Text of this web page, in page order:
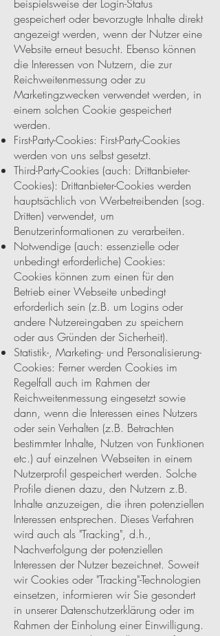
beispielsweise der Login-Status
gespeichert oder bevorzugte Inhalte direkt
angezeigt werden, wenn der Nutzer eine
Website erneut besucht. Ebenso können
die Interessen von Nutzern, die zur
Reichweitenmessung oder zu
Marketingzwecken verwendet werden, in
einem solchen Cookie gespeichert
werden.
First-Party-Cookies: First-Party-Cookies
werden von uns selbst gesetzt.
Third-Party-Cookies (auch: Drittanbieter-
Cookies): Drittanbieter-Cookies werden
hauptsächlich von Werbetreibenden (sog.
Dritten) verwendet, um
Benutzerinformationen zu verarbeiten.
Notwendige (auch: essenzielle oder
unbedingt erforderliche) Cookies:
Cookies können zum einen für den
Betrieb einer Webseite unbedingt
erforderlich sein (z.B. um Logins oder
andere Nutzereingaben zu speichern
oder aus Gründen der Sicherheit).
Statistik-, Marketing- und Personalisierung-
Cookies: Ferner werden Cookies im
Regelfall auch im Rahmen der
Reichweitenmessung eingesetzt sowie
dann, wenn die Interessen eines Nutzers
oder sein Verhalten (z.B. Betrachten
bestimmter Inhalte, Nutzen von Funktionen
etc.) auf einzelnen Webseiten in einem
Nutzerprofil gespeichert werden. Solche
Profile dienen dazu, den Nutzern z.B.
Inhalte anzuzeigen, die ihren potenziellen
Interessen entsprechen. Dieses Verfahren
wird auch als "Tracking", d.h.,
Nachverfolgung der potenziellen
Interessen der Nutzer bezeichnet. Soweit
wir Cookies oder "Tracking"-Technologien
einsetzen, informieren wir Sie gesondert
in unserer Datenschutzerklärung oder im
Rahmen der Einholung einer Einwilligung.